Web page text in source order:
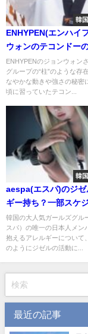
韓
ENHYPEN(エンハイ
ウォンのテコンドー
段？小さい頃から凄
ENHYPENのジョンウォン
グループの“柱”のような存
なやかな動きや強さの秘密
頃に習っていたテコン...
韓
aespa(エスパ)のジゼ
ギー持ち？一部スケ
欠席した理由に迫る
韓国の大人気ガールズグル
スパ）の唯一の日本人メン
抱えるアレルギーについて
のようにジゼルの活動に...
最近の記事